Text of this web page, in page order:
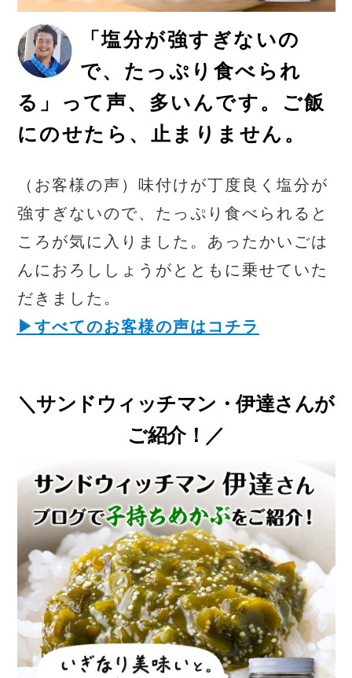
「塩分が強すぎないの
で、たっぷり食べられ
る」って声、多いんです。ご飯
にのせたら、止まりません。
（お客様の声）味付けが丁度良く塩分が
強すぎないので、たっぷり食べられると
ころが気に入りました。あったかいごは
んにおろししょうがとともに乗せていた
だきました。
▶︎すべてのお客様の声はコチラ
＼サンドウィッチマン・伊達さんが
ご紹介！／